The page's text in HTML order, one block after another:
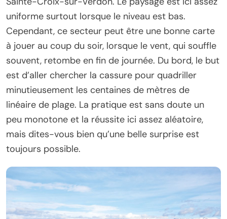
uniforme surtout lorsque le niveau est bas.
Cependant, ce secteur peut être une bonne carte
à jouer au coup du soir, lorsque le vent, qui souffle
souvent, retombe en fin de journée. Du bord, le but
est d’aller chercher la cassure pour quadriller
minutieusement les centaines de mètres de
linéaire de plage. La pratique est sans doute un
peu monotone et la réussite ici assez aléatoire,
mais dites-vous bien qu’une belle surprise est
toujours possible.